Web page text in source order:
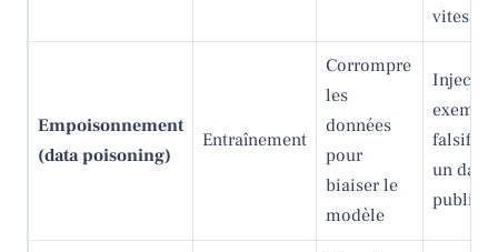
vitesse
Empoisonnement
(data poisoning)
Entraînement
Corrompre
les
données
pour
biaiser le
modèle
Injecter
falsifiés
un
public